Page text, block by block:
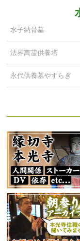
水子納骨墓
法界萬霊供養塔
永代供養墓やすらぎ